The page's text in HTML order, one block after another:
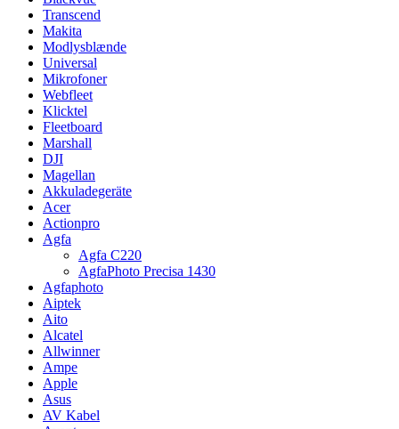
Transcend
Makita
Modlysblænde
Universal
Mikrofoner
Webfleet
Klicktel
Fleetboard
Marshall
DJI
Magellan
Akkuladegeräte
Acer
Actionpro
Agfa
Agfa C220
AgfaPhoto Precisa 1430
Agfaphoto
Aiptek
Aito
Alcatel
Allwinner
Ampe
Apple
Asus
AV Kabel